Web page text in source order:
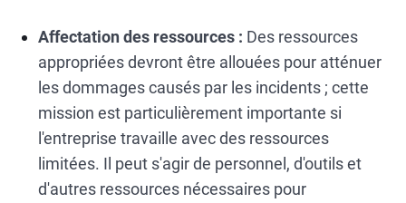
Affectation des ressources : Des ressources
appropriées devront être allouées pour atténuer
les dommages causés par les incidents ; cette
mission est particulièrement importante si
l'entreprise travaille avec des ressources
limitées. Il peut s'agir de personnel, d'outils et
d'autres ressources nécessaires pour